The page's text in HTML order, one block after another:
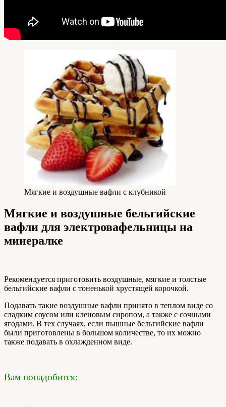
Мягкие и воздушные вафли с клубникой
Мягкие и воздушные бельгийские
вафли для электровафельницы на
минералке
Рекомендуется приготовить воздушные, мягкие и толстые
бельгийские вафли с тоненькой хрустящей корочкой.
Подавать такие воздушные вафли принято в теплом виде со
сладким соусом или кленовым сиропом, а также с сочными
ягодами. В тех случаях, если пышные бельгийские вафли
были приготовлены в большом количестве, то их можно
также подавать в охлажденном виде.
Вам понадобится: